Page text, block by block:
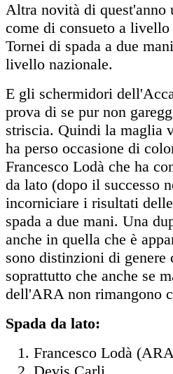
Altra novità di quest'anno
come di consueto a
Tornei di spada a due
livello nazionale.
E gli schermidori
prova di se pur non
striscia. Quindi la maglia
ha perso occasione di
Francesco Lodà che ha
da lato (dopo il successo
incorniciare i risultati
spada a due mani. Una
anche in quella che è
sono distinzioni di genere
soprattutto che anche se
dell'ARA non rimangono
Spada da lato:
Francesco Lodà